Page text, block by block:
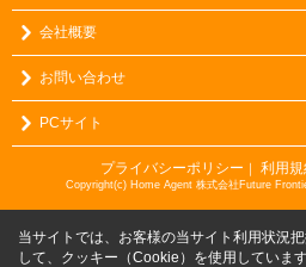
会社概要
お問い合わせ
PCサイト
プライバシーポリシー 利用規
Copyright(c) Home Agent 株式会社Future
当サイトでは、お客様の当サイト利用状況
して、クッキー（Cookie）を使用しています